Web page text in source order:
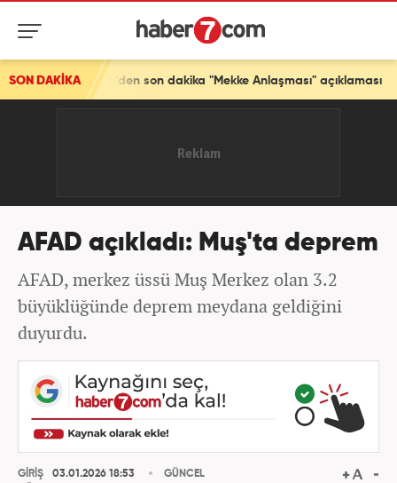
SON DAKİKAson dakika "Mekke Anlaşması" açıklaması
AFAD açıkladı: Muş'ta deprem
AFAD, merkez üssü Muş Merkez olan 3.2
büyüklüğünde deprem meydana geldiğini
duyurdu.
GİRİŞ
03.01.2026 18:53
GÜNCEL